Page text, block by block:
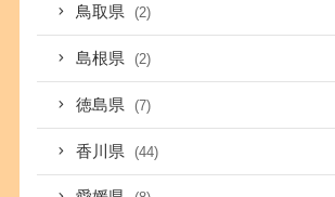
鳥取県 (2)
島根県 (2)
徳島県 (7)
香川県 (44)